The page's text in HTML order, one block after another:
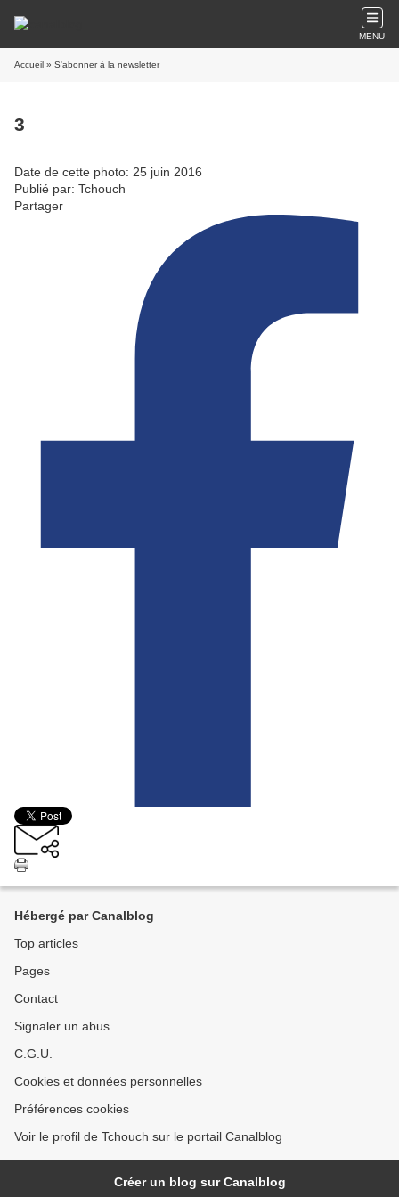
MENU
Accueil » S'abonner à la newsletter
3
Date de cette photo: 25 juin 2016
Publié par: Tchouch
Partager
Hébergé par Canalblog
Top articles
Pages
Contact
Signaler un abus
C.G.U.
Cookies et données personnelles
Préférences cookies
Voir le profil de Tchouch sur le portail Canalblog
Créer un blog sur Canalblog